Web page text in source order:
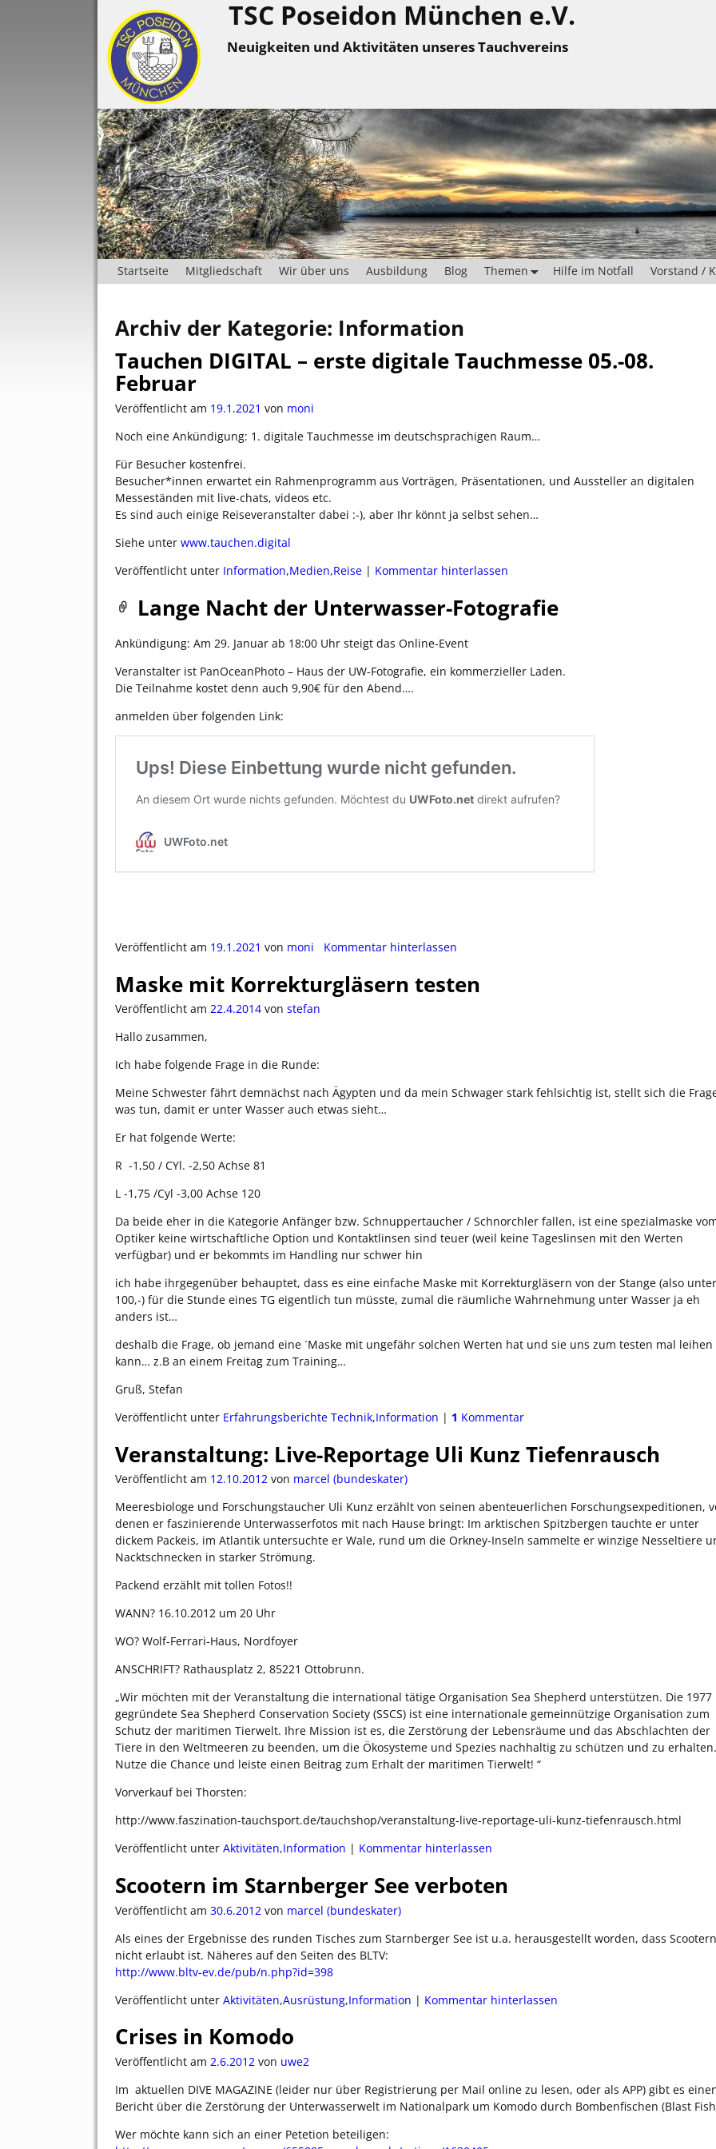
TSC Poseidon München e.V.
Neuigkeiten und Aktivitäten unseres Tauchvereins
Startseite Mitgliedschaft Wir über uns Ausbildung Blog Themen Hilfe im Notfall Vorstand /
Archiv der Kategorie: Information
Tauchen DIGITAL – erste digitale Tauchmesse 05.-08.
Februar
Veröffentlicht am 19.1.2021 von moni
Noch eine Ankündigung: 1. digitale Tauchmesse im deutschsprachigen Raum…
Für Besucher kostenfrei.
Besucher*innen erwartet ein Rahmenprogramm aus Vorträgen, Präsentationen, und Aussteller an digitalen
Messeständen mit live-chats, videos etc.
Es sind auch einige Reiseveranstalter dabei :-), aber Ihr könnt ja selbst sehen…
Siehe unter www.tauchen.digital
Veröffentlicht unter Information,Medien,Reise | Kommentar hinterlassen
Lange Nacht der Unterwasser-Fotografie
Ankündigung: Am 29. Januar ab 18:00 Uhr steigt das Online-Event
Veranstalter ist PanOceanPhoto – Haus der UW-Fotografie, ein kommerzieller Laden.
Die Teilnahme kostet denn auch 9,90€ für den Abend….
anmelden über folgenden Link:
Veröffentlicht am 19.1.2021 von moni Kommentar hinterlassen
Maske mit Korrekturgläsern testen
Veröffentlicht am 22.4.2014 von stefan
Hallo zusammen,
Ich habe folgende Frage in die Runde:
Meine Schwester fährt demnächst nach Ägypten und da mein Schwager stark fehlsichtig ist, stellt sich die
was tun, damit er unter Wasser auch etwas sieht…
Er hat folgende Werte:
R -1,50 / CYl. -2,50 Achse 81
L -1,75 /Cyl -3,00 Achse 120
Da beide eher in die Kategorie Anfänger bzw. Schnuppertaucher / Schnorchler fallen, ist eine spezialmaske
Optiker keine wirtschaftliche Option und Kontaktlinsen sind teuer (weil keine Tageslinsen mit den Werten
verfügbar) und er bekommts im Handling nur schwer hin
ich habe ihrgegenüber behauptet, dass es eine einfache Maske mit Korrekturgläsern von der Stange (also unter
100,-) für die Stunde eines TG eigentlich tun müsste, zumal die räumliche Wahrnehmung unter Wasser ja eh
anders ist…
deshalb die Frage, ob jemand eine ´Maske mit ungefähr solchen Werten hat und sie uns zum testen mal leihen
kann… z.B an einem Freitag zum Training…
Gruß, Stefan
Veröffentlicht unter Erfahrungsberichte Technik,Information | 1 Kommentar
Veranstaltung: Live-Reportage Uli Kunz Tiefenrausch
Veröffentlicht am 12.10.2012 von marcel (bundeskater)
Meeresbiologe und Forschungstaucher Uli Kunz erzählt von seinen abenteuerlichen Forschungsexpeditionen,
denen er faszinierende Unterwasserfotos mit nach Hause bringt: Im arktischen Spitzbergen tauchte er unter
dickem Packeis, im Atlantik untersuchte er Wale, rund um die Orkney-Inseln sammelte er winzige Nesseltiere
Nacktschnecken in starker Strömung.
Packend erzählt mit tollen Fotos!!
WANN? 16.10.2012 um 20 Uhr
WO? Wolf-Ferrari-Haus, Nordfoyer
ANSCHRIFT? Rathausplatz 2, 85221 Ottobrunn.
„Wir möchten mit der Veranstaltung die international tätige Organisation Sea Shepherd unterstützen. Die 1977
gegründete Sea Shepherd Conservation Society (SSCS) ist eine internationale gemeinnützige Organisation zum
Schutz der maritimen Tierwelt. Ihre Mission ist es, die Zerstörung der Lebensräume und das Abschlachten der
Tiere in den Weltmeeren zu beenden, um die Ökosysteme und Spezies nachhaltig zu schützen und zu erhalten.
Nutze die Chance und leiste einen Beitrag zum Erhalt der maritimen Tierwelt! “
Vorverkauf bei Thorsten:
http://www.faszination-tauchsport.de/tauchshop/veranstaltung-live-reportage-uli-kunz-tiefenrausch.html
Veröffentlicht unter Aktivitäten,Information | Kommentar hinterlassen
Scootern im Starnberger See verboten
Veröffentlicht am 30.6.2012 von marcel (bundeskater)
Als eines der Ergebnisse des runden Tisches zum Starnberger See ist u.a. herausgestellt worden, dass Scootern
nicht erlaubt ist. Näheres auf den Seiten des BLTV:
http://www.bltv-ev.de/pub/n.php?id=398
Veröffentlicht unter Aktivitäten,Ausrüstung,Information | Kommentar hinterlassen
Crises in Komodo
Veröffentlicht am 2.6.2012 von uwe2
Im aktuellen DIVE MAGAZINE (leider nur über Registrierung per Mail online zu lesen, oder als APP) gibt es
Bericht über die Zerstörung der Unterwasserwelt im Nationalpark um Komodo durch Bombenfischen (Blast
Wer möchte kann sich an einer Petetion beteiligen: